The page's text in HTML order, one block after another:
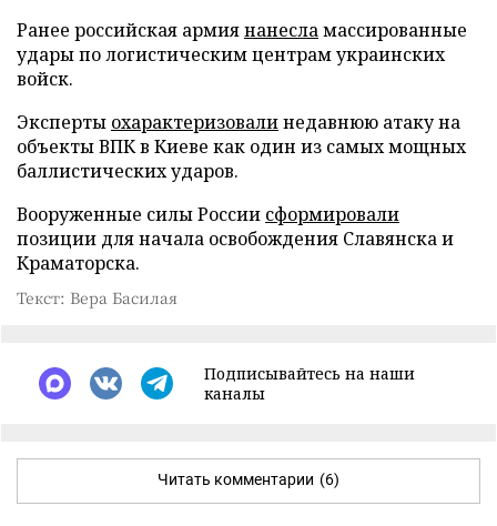
Ранее российская армиянанесламассированные
удары по логистическим центрам украинских
войск.
Эксперты охарактеризовалинедавнюю атаку на
объекты ВПК в Киеве как один из самых мощных
баллистических ударов.
Вооруженные силы России сформировали
позиции для начала освобождения Славянска и
Краматорска.
Текст: Вера Басилая
Подписывайтесь на наши
каналы
Читать комментарии (6)